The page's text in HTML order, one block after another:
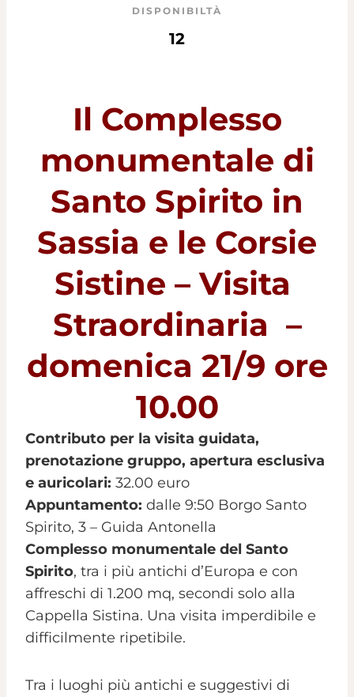
DISPONIBILTÀ
12
Il Complesso
monumentale di
Santo Spirito in
Sassia e le Corsie
Sistine – Visita
Straordinaria –
domenica 21/9 ore
10.00
Contributo per la visita guidata,
prenotazione gruppo, apertura esclusiva
e auricolari: 32.00 euro
Appuntamento: dalle 9:50 Borgo Santo
Spirito, 3 – Guida Antonella
Complesso monumentale del Santo
Spirito, tra i più antichi d’Europa e con
affreschi di 1.200 mq, secondi solo alla
Cappella Sistina. Una visita imperdibile e
difficilmente ripetibile.
Tra i luoghi più antichi e suggestivi di